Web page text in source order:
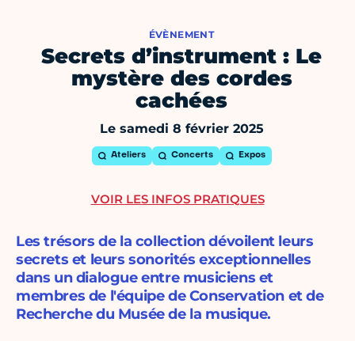
ÉVÈNEMENT
Secrets d’instrument : Le
mystère des cordes
cachées
Le samedi 8 février 2025
Ateliers Concerts Expos
Les trésors de la collection dévoilent leurs
secrets et leurs sonorités exceptionnelles
dans un dialogue entre musiciens et
membres de l'équipe de Conservation et de
Recherche du Musée de la musique.
VOIR LES INFOS PRATIQUES